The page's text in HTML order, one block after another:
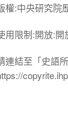
權:中央研究院
用限制:開放:開
連結至「史語